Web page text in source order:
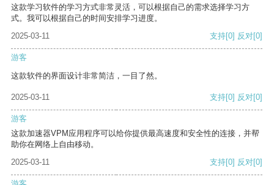
这款学习软件的学习方式非常灵活，可以根据自己的需求选择学习方
式。我可以根据自己的时间安排学习进度。
2025-03-11
支持[0] 反对[0]
游客
这款软件的界面设计非常简洁，一目了然。
2025-03-11 支持[0] 反对[0]
游客
这款加速器VPM应用程序可以给你提供最高速度和安全性的连接，并帮
助你在网络上自由移动。
2025-03-11
支持[0] 反对[0]